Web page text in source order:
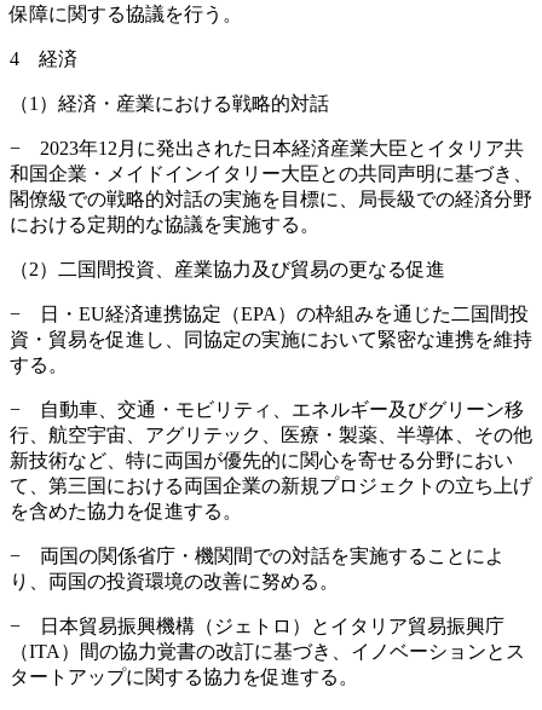
保障に関する協議を行う。
4 経済
（1）経済・産業における戦略的対話
− 2023年12月に発出された日本経済産業大臣とイタリア共
和国企業・メイドインイタリー大臣との共同声明に基づき、
閣僚級での戦略的対話の実施を目標に、局長級での経済分野
における定期的な協議を実施する。
（2）二国間投資、産業協力及び貿易の更なる促進
− 日・EU経済連携協定（EPA）の枠組みを通じた二国間投
資・貿易を促進し、同協定の実施において緊密な連携を維持
する。
− 自動車、交通・モビリティ、エネルギー及びグリーン移
行、航空宇宙、アグリテック、医療・製薬、半導体、その他
新技術など、特に両国が優先的に関心を寄せる分野におい
て、第三国における両国企業の新規プロジェクトの立ち上げ
を含めた協力を促進する。
− 両国の関係省庁・機関間での対話を実施することによ
り、両国の投資環境の改善に努める。
− 日本貿易振興機構（ジェトロ）とイタリア貿易振興庁
（ITA）間の協力覚書の改訂に基づき、イノベーションとス
タートアップに関する協力を促進する。